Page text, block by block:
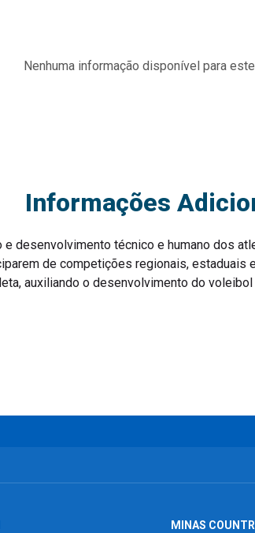
Nenhuma informação disponível para
Informações
desenvolvimento técnico e humano dos
de competições regionais, estaduais
auxiliando o desenvolvimento do voleibol
MINAS